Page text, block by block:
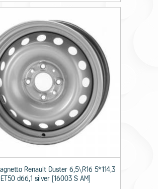
Renault Duster 6,5\R16 5*114,3
ET50 d66,1 silver [16003 S AM]